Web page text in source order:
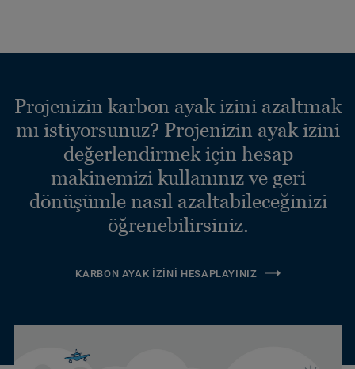
Projenizin karbon ayak izini azaltmak
mı istiyorsunuz? Projenizin ayak izini
değerlendirmek için hesap
makinemizi kullanınız ve geri
dönüşümle nasıl azaltabileceğinizi
öğrenebilirsiniz.
KARBON AYAK İZINI HESAPLAYINIZ